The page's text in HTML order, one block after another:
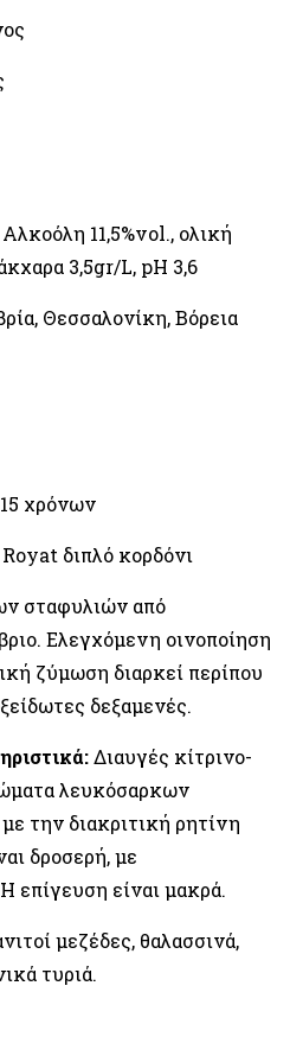
Αλκοόλη 11,5%vol., ολική
3,5gr/L, pH 3,6
Θεσσαλονίκη, Βόρεια
χρόνων
Royat διπλό κορδόνι
σταφυλιών από
Ελεγχόμενη οινοποίηση
ζύμωση διαρκεί περίπου
δεξαμενές.
Διαυγές κίτρινο-
λευκόσαρκων
την διακριτική ρητίνη
δροσερή, με
επίγευση είναι μακρά.
μεζέδες, θαλασσινά,
τυριά.